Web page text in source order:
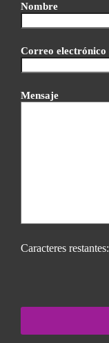
Nombre
Correo electrónico
Mensaje
Caracteres restantes: